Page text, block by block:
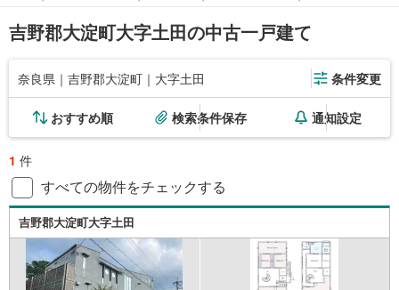
吉野郡大淀町大字土田の中古一戸建て
奈良県｜吉野郡大淀町｜大字土田 条件変更
おすすめ順 検索条件保存 通知設定
1 件
すべての物件をチェックする
吉野郡大淀町大字土田